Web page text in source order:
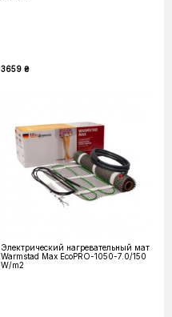
3659 ₴
Электрический нагревательный мат
Warmstad Max EcoPRO-1050-7.0/150
W/m2